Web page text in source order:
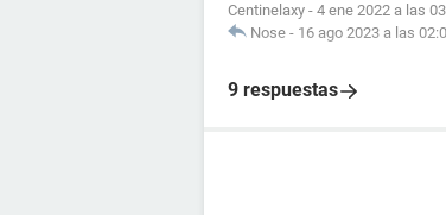
Centinelaxy - 4 ene 2022 a las
Nose - 16 ago 2023 a las
9 respuestas